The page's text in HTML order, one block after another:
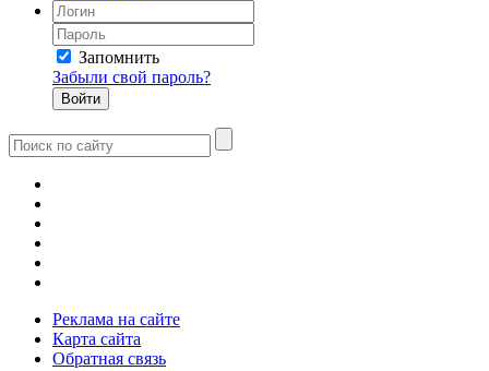
Запомнить
Забыли свой пароль?
Реклама на сайте
Карта сайта
Обратная связь